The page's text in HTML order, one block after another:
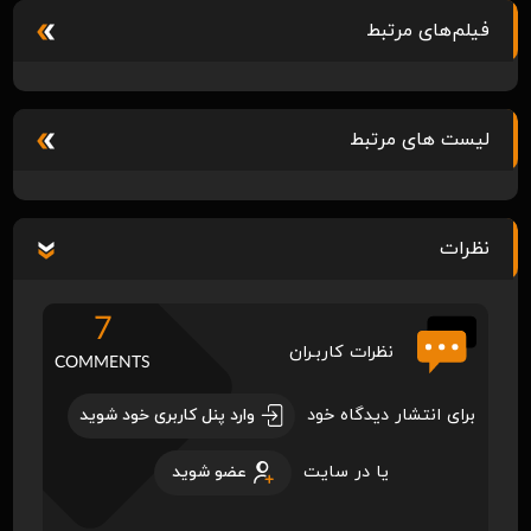
فیلم‌های مرتبط
لیست های مرتبط
نظرات
نظرات کاربـران
7
COMMENTS
برای انتشار دیدگاه خود وارد پنل کاربری خود شوید
یا در سایت عضو شوید